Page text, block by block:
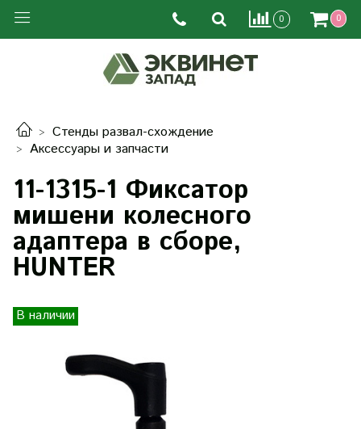
0 0
Стенды развал-схождение
Аксессуары и запчасти
11-1315-1 Фиксатор
мишени колесного
адаптера в сборе,
HUNTER
В наличии